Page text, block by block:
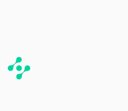
PUBLICIDADE